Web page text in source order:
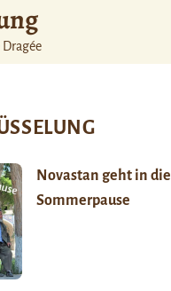
Dragée
Novastan geht in die
Sommerpause